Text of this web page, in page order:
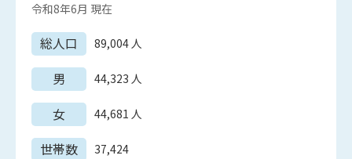
令和8年6月 現在
総人口 89,004人
男 44,323 人
女 44,681 人
世帯数 37,424